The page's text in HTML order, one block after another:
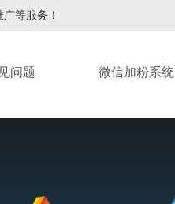
等服务！
问题 微信加粉系统